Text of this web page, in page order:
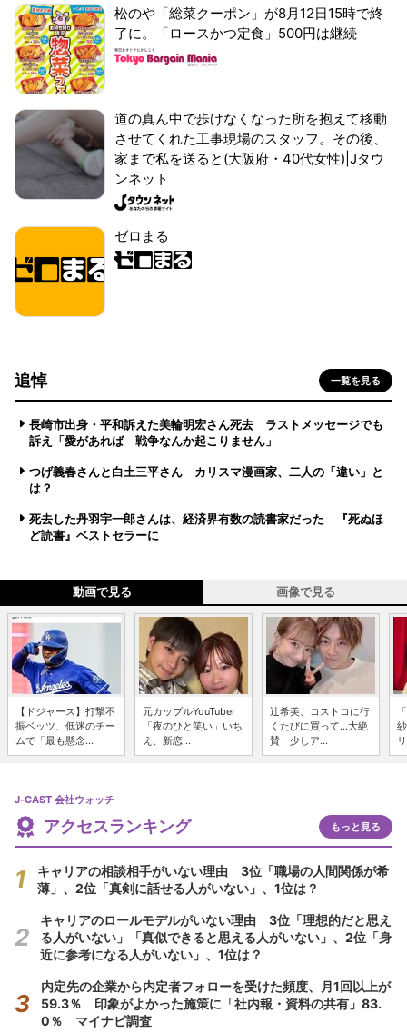
松のや「総菜クーポン」が8月12日15時で終
了に。「ロースかつ定食」500円は継続
道の真ん中で歩けなくなった所を抱えて移動
させてくれた工事現場のスタッフ。その後、
家まで私を送ると(大阪府・40代女性)|Jタウ
ンネット
ゼロまる
追悼 一覧を見る
長崎市出身・平和訴えた美輪明宏さん死去 ラストメッセージでも
訴え「愛があれば 戦争なんか起こりません」
つげ義春さんと白土三平さん カリスマ漫画家、二人の「違い」と
は？
死去した丹羽宇一郎さんは、経済界有数の読書家だった 『死ぬほ
ど読書』ベストセラーに
動画で見る 画像で見る
【ドジャース】打撃不
振ベッツ、低迷のチー
ムで「最も懸念...
元カップルYouTuber
「夜のひと笑い」いち
え、新恋...
辻希美、コストコに行
くたびに買って...大絶
賛 少しア...
J-CAST 会社ウォッチ
アクセスランキング もっと見る
キャリアの相談相手がいない理由 3位「職場の人間関係が希
薄」、2位「真剣に話せる人がいない」、1位は？
キャリアのロールモデルがいない理由 3位「理想的だと思え
る人がいない」「真似できると思える人がいない」、2位「身
近に参考になる人がいない」、1位は？
内定先の企業から内定者フォローを受けた頻度、月1回以上が
59.3％ 印象がよかった施策に「社内報・資料の共有」83.
0％ マイナビ調査